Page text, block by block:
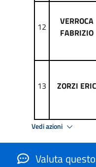
12
VERROCA
FABRIZIO
13 ZORZI ERIC
Vedi azioni
Valuta